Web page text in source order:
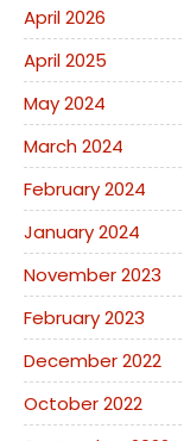
April 2026
April 2025
May 2024
March 2024
February 2024
January 2024
November 2023
February 2023
December 2022
October 2022